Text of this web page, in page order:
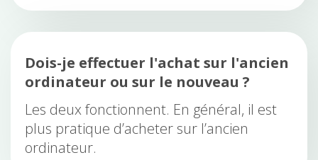
Dois-je effectuer l'achat sur l'ancien
ordinateur ou sur le nouveau ?
Les deux fonctionnent. En général, il est
plus pratique d’acheter sur l’ancien
ordinateur.